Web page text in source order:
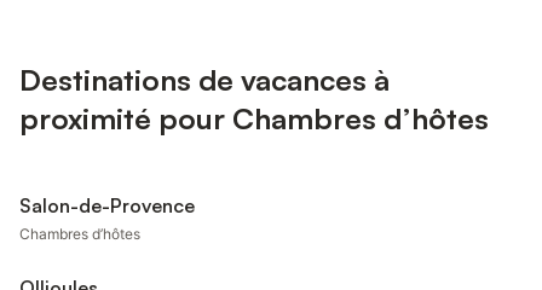
Destinations de vacances à
proximité pour Chambres d’hôtes
Salon-de-Provence
Chambres d’hôtes